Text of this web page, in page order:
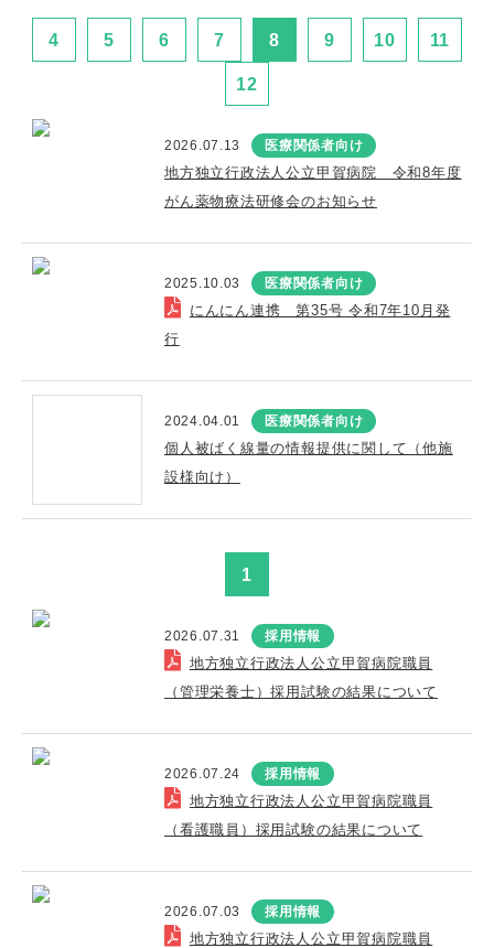
4 5 6 7 8 9 10 11
12
2026.07.13 医療関係者向け
地方独立行政法人公立甲賀病院 令和8年度
がん薬物療法研修会のお知らせ
2025.10.03 医療関係者向け
にんにん連携 第35号 令和7年10月発
行
2024.04.01 医療関係者向け
個人被ばく線量の情報提供に関して（他施
設様向け）
1
2026.07.31 採用情報
地方独立行政法人公立甲賀病院職員
（管理栄養士）採用試験の結果について
2026.07.24 採用情報
地方独立行政法人公立甲賀病院職員
（看護職員）採用試験の結果について
2026.07.03 採用情報
地方独立行政法人公立甲賀病院職員